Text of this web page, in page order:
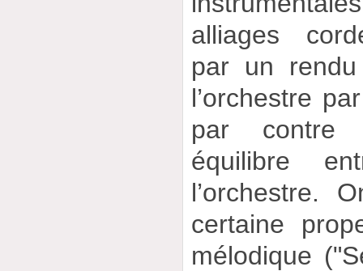
alliages
par un
l’orchestre
par contre
équilibre
l’orchestre.
certaine
mélodique